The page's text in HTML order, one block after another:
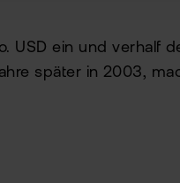
USD ein und verhalf
später in 2003,